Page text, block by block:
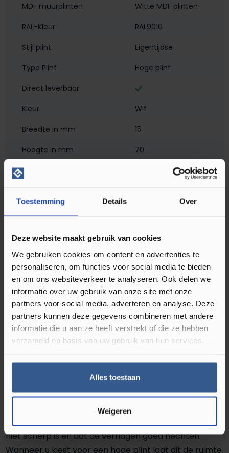
Toestemming Details Over
Deze website maakt gebruik van cookies
We gebruiken cookies om content en advertenties te
personaliseren, om functies voor social media te bieden
en om ons websiteverkeer te analyseren. Ook delen we
informatie over uw gebruik van onze site met onze
partners voor social media, adverteren en analyse. Deze
partners kunnen deze gegevens combineren met andere
informatie die u aan ze heeft verstrekt of die ze hebben
verzameld op basis van uw gebruik van hun services.
Alles toestaan
Weigeren
MDF muurplinten
Witte MDF plinten
RAL-Kleur
RAL9010
Stijl plint
Eigentijdse
Type Plint
Hoge plint
Direct leverbaar
Kleur
Wit
Breedte in mm
15
Hoogte in mm
70
Materiaal
MDF - Voorgelakt
Soort plint
Hoge plint
Omschrijving MDF Eigentijdse Plint 70x15
RAL 9010 Zuiver Wit 16015
De Luxe Sfeerplinten gegrond en gelakt in RAL9010 zijn
van uw vloer. De MDF kraal plint is goed toepasbaar in
bijna elke ruimte. Kraal plint wordt al jaren lang als
beste verkocht en heeft dankzij zijn strakke vormen
een en luxe uitstraling. De plint heeft een kleine
‘ronding’ aan de voorzijde. Dit zorgt ervoor dat de plint
niet scherp is en dat de verflagen goed hechten.
Wanneer u kiest voor een hoge plint laat dit de ruimte